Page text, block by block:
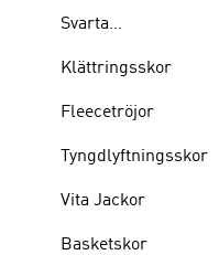
Svarta
Klättringsskor
Fleecetröjor
Tyngdlyftningsskor
Vita Jackor
Basketskor